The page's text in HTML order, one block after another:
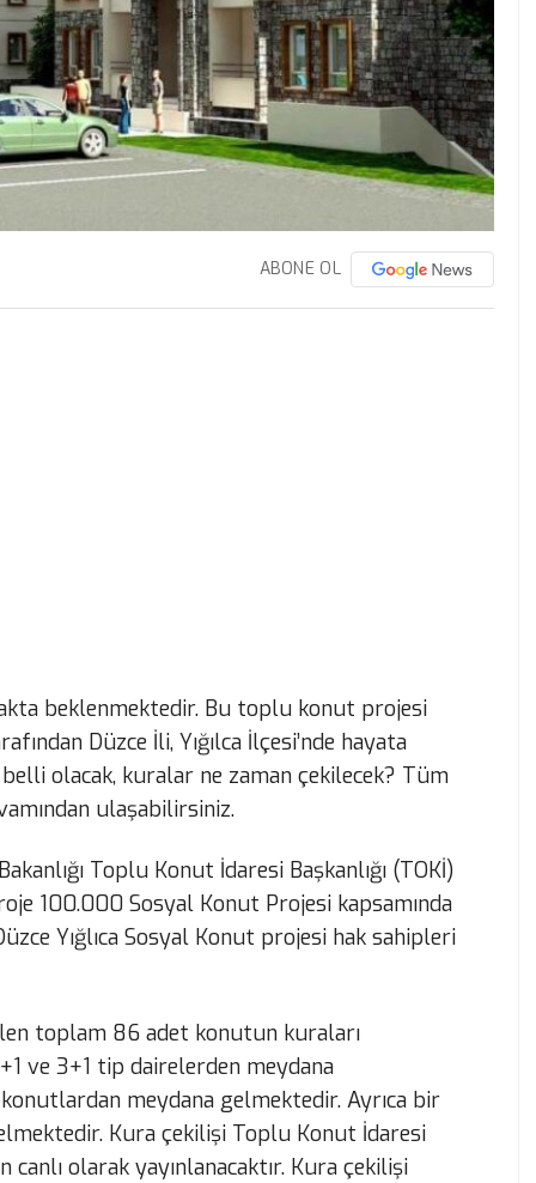
ABONE OL
beklenmektedir. Bu toplu konut projesi
Düzce İli, Yığılca İlçesi’nde hayata
olacak, kuralar ne zaman çekilecek? Tüm
ulaşabilirsiniz.
Toplu Konut İdaresi Başkanlığı (TOKİ)
100.000 Sosyal Konut Projesi kapsamında
Yığlıca Sosyal Konut projesi hak sahipleri
toplam 86 adet konutun kuraları
ve 3+1 tip dairelerden meydana
meydana gelmektedir. Ayrıca bir
Kura çekilişi Toplu Konut İdaresi
canlı olarak yayınlanacaktır. Kura çekilişi